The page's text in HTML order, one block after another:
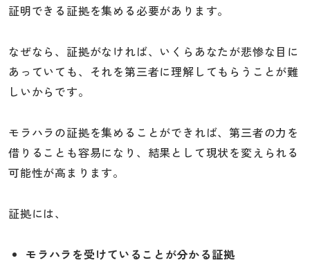
証明できる証拠を集める必要があります。
なぜなら、証拠がなければ、いくらあなたが悲惨な目に
あっていても、それを第三者に理解してもらうことが難
しいからです。
モラハラの証拠を集めることができれば、第三者の力を
借りることも容易になり、結果として現状を変えられる
可能性が高まります。
証拠には、
モラハラを受けていることが分かる証拠